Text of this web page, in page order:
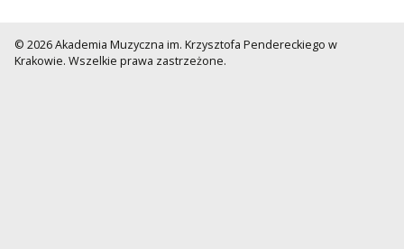
© 2026 Akademia Muzyczna im. Krzysztofa Pendereckiego w
Krakowie. Wszelkie prawa zastrzeżone.